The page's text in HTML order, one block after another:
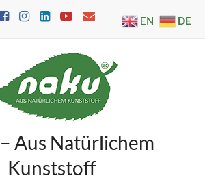
Aus Natürlichem
Kunststoff
EN DE